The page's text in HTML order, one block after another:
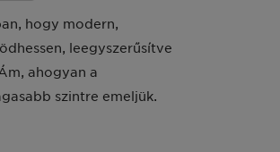
hogy modern,
leegyszerűsítve
ahogyan a
szintre emeljük.